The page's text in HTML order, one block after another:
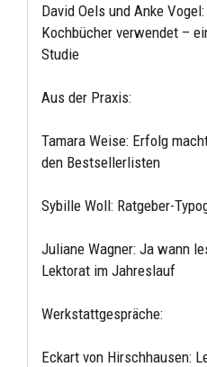
David Oels und Anke
Kochbücher verwendet –
Studie
Aus der Praxis:
Tamara Weise: Erfolg
den Bestsellerlisten
Sybille Woll: Ratgeber-
Juliane Wagner: Ja wann
Lektorat im Jahreslauf
Werkstattgespräche:
Eckart von Hirschhausen: